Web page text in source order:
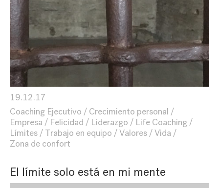
19.12.17
Coaching Ejecutivo
Crecimiento personal
Empresa
Felicidad Liderazgo
Life Coaching
Límites
Trabajo en equipo Valores
Vida
Zona de confort
El límite solo está en mi mente